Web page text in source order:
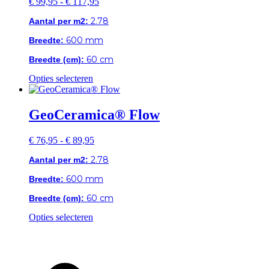
tot
Aantal per m2: 2.78
Breedte: 600 mm
Breedte (cm): 60 cm
Opties selecteren
product
meerdere
variaties.
optie
kan
gekozen
worden
op
de
GeoCeramica® Flow
€ 76,95 - € 89,95Prijsklasse:
tot
Aantal per m2: 2.78
Breedte: 600 mm
Breedte (cm): 60 cm
Opties selecteren